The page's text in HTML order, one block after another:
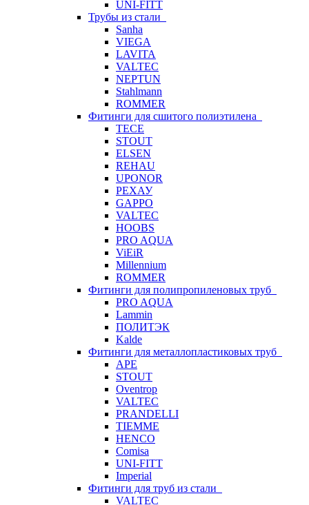
UNI-FITT
Трубы из стали
Sanha
VIEGA
LAVITA
VALTEC
NEPTUN
Stahlmann
ROMMER
Фитинги для сшитого полиэтилена
TECE
STOUT
ELSEN
REHAU
UPONOR
РЕХАУ
GAPPO
VALTEC
HOOBS
PRO AQUA
ViEiR
Millennium
ROMMER
Фитинги для полипропиленовых труб
PRO AQUA
Lammin
ПОЛИТЭК
Kalde
Фитинги для металлопластиковых труб
APE
STOUT
Oventrop
VALTEC
PRANDELLI
TIEMME
HENCO
Comisa
UNI-FITT
Imperial
Фитинги для труб из стали
VALTEC